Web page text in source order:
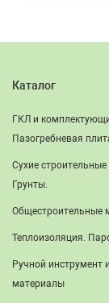
Каталог
ГКЛ и
Пазогребневая
Сухие строительные
Грунты.
Общестроительные
Теплоизоляция.
Ручной инструмент
материалы